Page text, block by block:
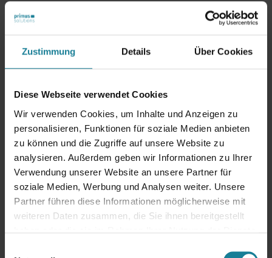
Zustimmung Details Über Cookies
Diese Webseite verwendet Cookies
Wir verwenden Cookies, um Inhalte und Anzeigen zu
personalisieren, Funktionen für soziale Medien anbieten
zu können und die Zugriffe auf unsere Website zu
analysieren. Außerdem geben wir Informationen zu Ihrer
Verwendung unserer Website an unsere Partner für
soziale Medien, Werbung und Analysen weiter. Unsere
Partner führen diese Informationen möglicherweise mit
weiteren Daten zusammen, die Sie ihnen bereitgestellt
Zum Newsroom
Share
Weitere Beiträge